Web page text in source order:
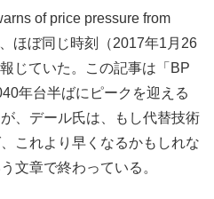
of price pressure from
ほぼ同じ時刻（2017年1月26
じていた。この記事は「BP
年台半ばにピークを迎える
、デール氏は、もし代替技術
これより早くなるかもしれな
文章で終わっている。